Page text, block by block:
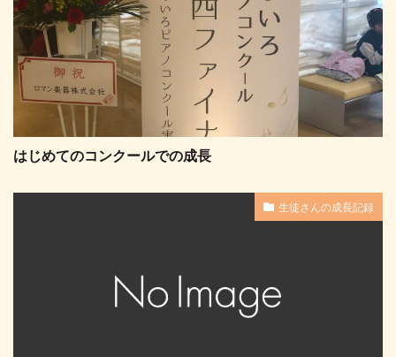
はじめてのコンクールでの成長
生徒さんの成長記録